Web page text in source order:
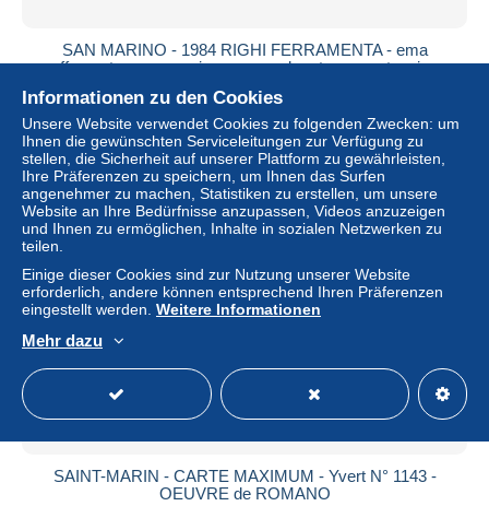
SAN MARINO - 1984 RIGHI FERRAMENTA - ema
affrancatura meccanica rossa red meter su cartoncino
± 1,73 $
Status Privatperson
SAINT-MARIN - CARTE MAXIMUM - Yvert N° 1143 -
OEUVRE de ROMANO
Informationen zu den Cookies
Unsere Website verwendet Cookies zu folgenden Zwecken: um
Ihnen die gewünschten Serviceleitungen zur Verfügung zu
stellen, die Sicherheit auf unserer Plattform zu gewährleisten,
Ihre Präferenzen zu speichern, um Ihnen das Surfen
angenehmer zu machen, Statistiken zu erstellen, um unsere
Website an Ihre Bedürfnisse anzupassen, Videos anzuzeigen
und Ihnen zu ermöglichen, Inhalte in sozialen Netzwerken zu
teilen.
Einige dieser Cookies sind zur Nutzung unserer Website
erforderlich, andere können entsprechend Ihren Präferenzen
eingestellt werden. Weitere Informationen
Mehr dazu